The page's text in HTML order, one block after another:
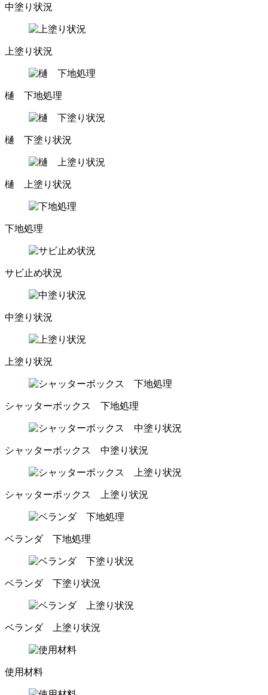
中塗り状況
上塗り状況
樋 下地処理
樋 下塗り状況
樋 上塗り状況
下地処理
サビ止め状況
中塗り状況
上塗り状況
シャッターボックス 下地処理
シャッターボックス 中塗り状況
シャッターボックス 上塗り状況
ベランダ 下地処理
ベランダ 下塗り状況
ベランダ 上塗り状況
使用材料